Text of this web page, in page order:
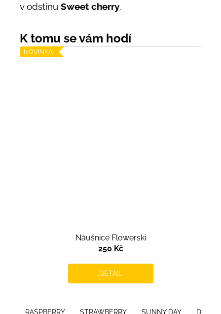
v odstínu Sweet cherry.
NOVINKA
Náušnice Flowerski
250 Kč
DETAIL
RASPBERRY STRAWBERRY SUNNY DAY DEEP